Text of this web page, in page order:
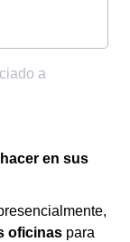
en sus
oficinas para